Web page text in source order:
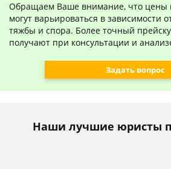
Обращаем Ваше внимание, что цены
могут варьироваться в зависимости
тяжбы и спора. Более точный
получают при консультации и
Задать вопрос
Наши лучшие юристы